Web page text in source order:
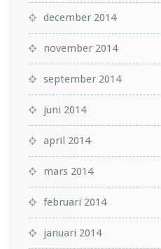
december 2014
november 2014
september 2014
juni 2014
april 2014
mars 2014
februari 2014
januari 2014